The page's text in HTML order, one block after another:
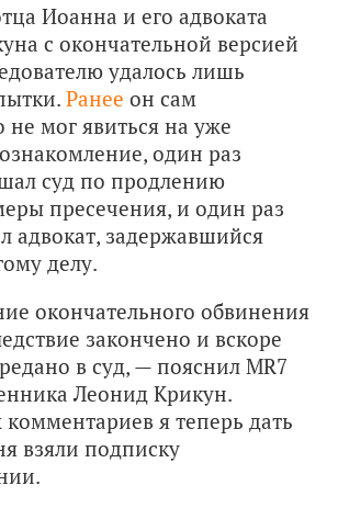
Иоанна и его адвоката
с окончательной версией
удалось лишь
Ранее он сам
не мог явиться на уже
один раз
суд по продлению
пресечения, и один раз
адвокат, задержавшийся
делу.
окончательного обвинения
закончено и вскоре
в суд, — пояснил MR7
Леонид Крикун.
я теперь дать
взяли подписку